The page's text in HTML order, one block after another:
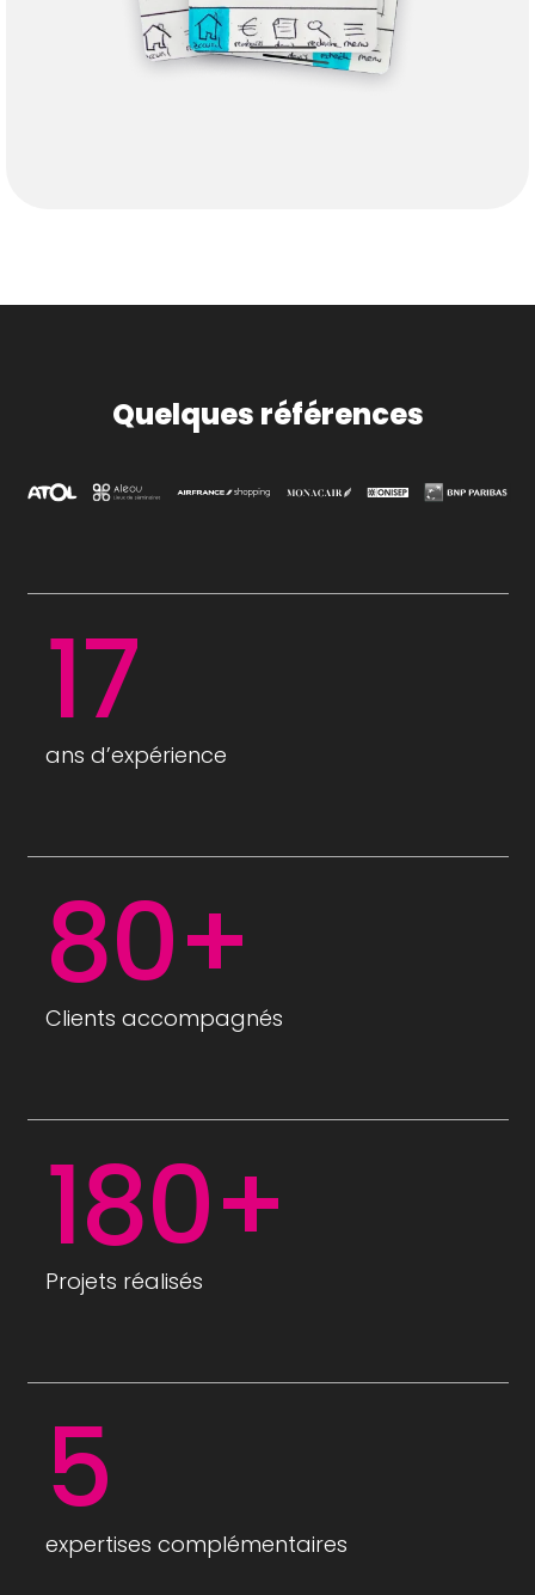
Quelques références
17
ans d’expérience
80+
Clients accompagnés
180+
Projets réalisés
5
expertises complémentaires